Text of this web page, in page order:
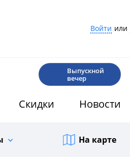
Войти или
Выпускной
вечер
Скидки Новости
На карте